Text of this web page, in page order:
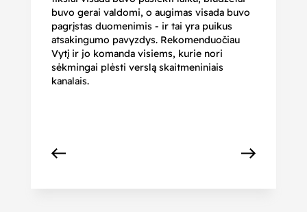
buvo gerai valdomi, o augimas visada buvo
pagrįstas duomenimis - ir tai yra puikus
atsakingumo pavyzdys. Rekomenduočiau
Vytį ir jo komanda visiems, kurie nori
sėkmingai plėsti verslą skaitmeniniais
kanalais.